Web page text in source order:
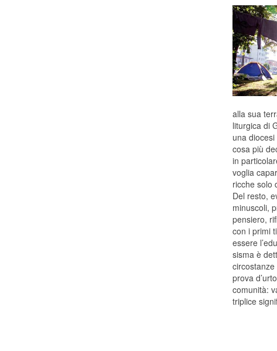
alla sua
liturgica di
una
cosa più
in
voglia
ricche solo
Del resto,
minuscoli,
pensiero,
con i primi
essere
sisma è
prova
comunità:
triplice